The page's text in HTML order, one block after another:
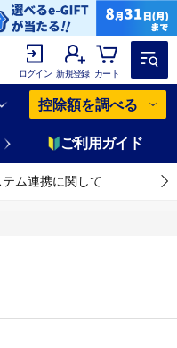
ログイン 新規登録 カート
控除額を調べる
ご利用ガイド
テム連携に関して